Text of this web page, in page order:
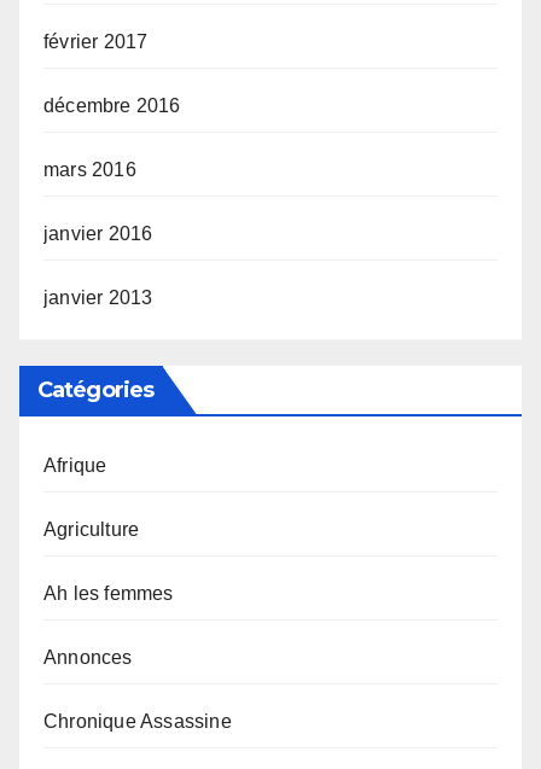
février 2017
décembre 2016
mars 2016
janvier 2016
janvier 2013
Catégories
Afrique
Agriculture
Ah les femmes
Annonces
Chronique Assassine